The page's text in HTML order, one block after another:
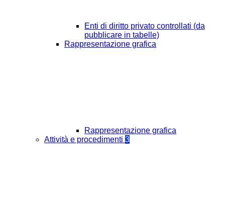
Enti di diritto privato controllati (da
pubblicare in tabelle)
Rappresentazione grafica
Rappresentazione grafica
Attività e procedimenti 3